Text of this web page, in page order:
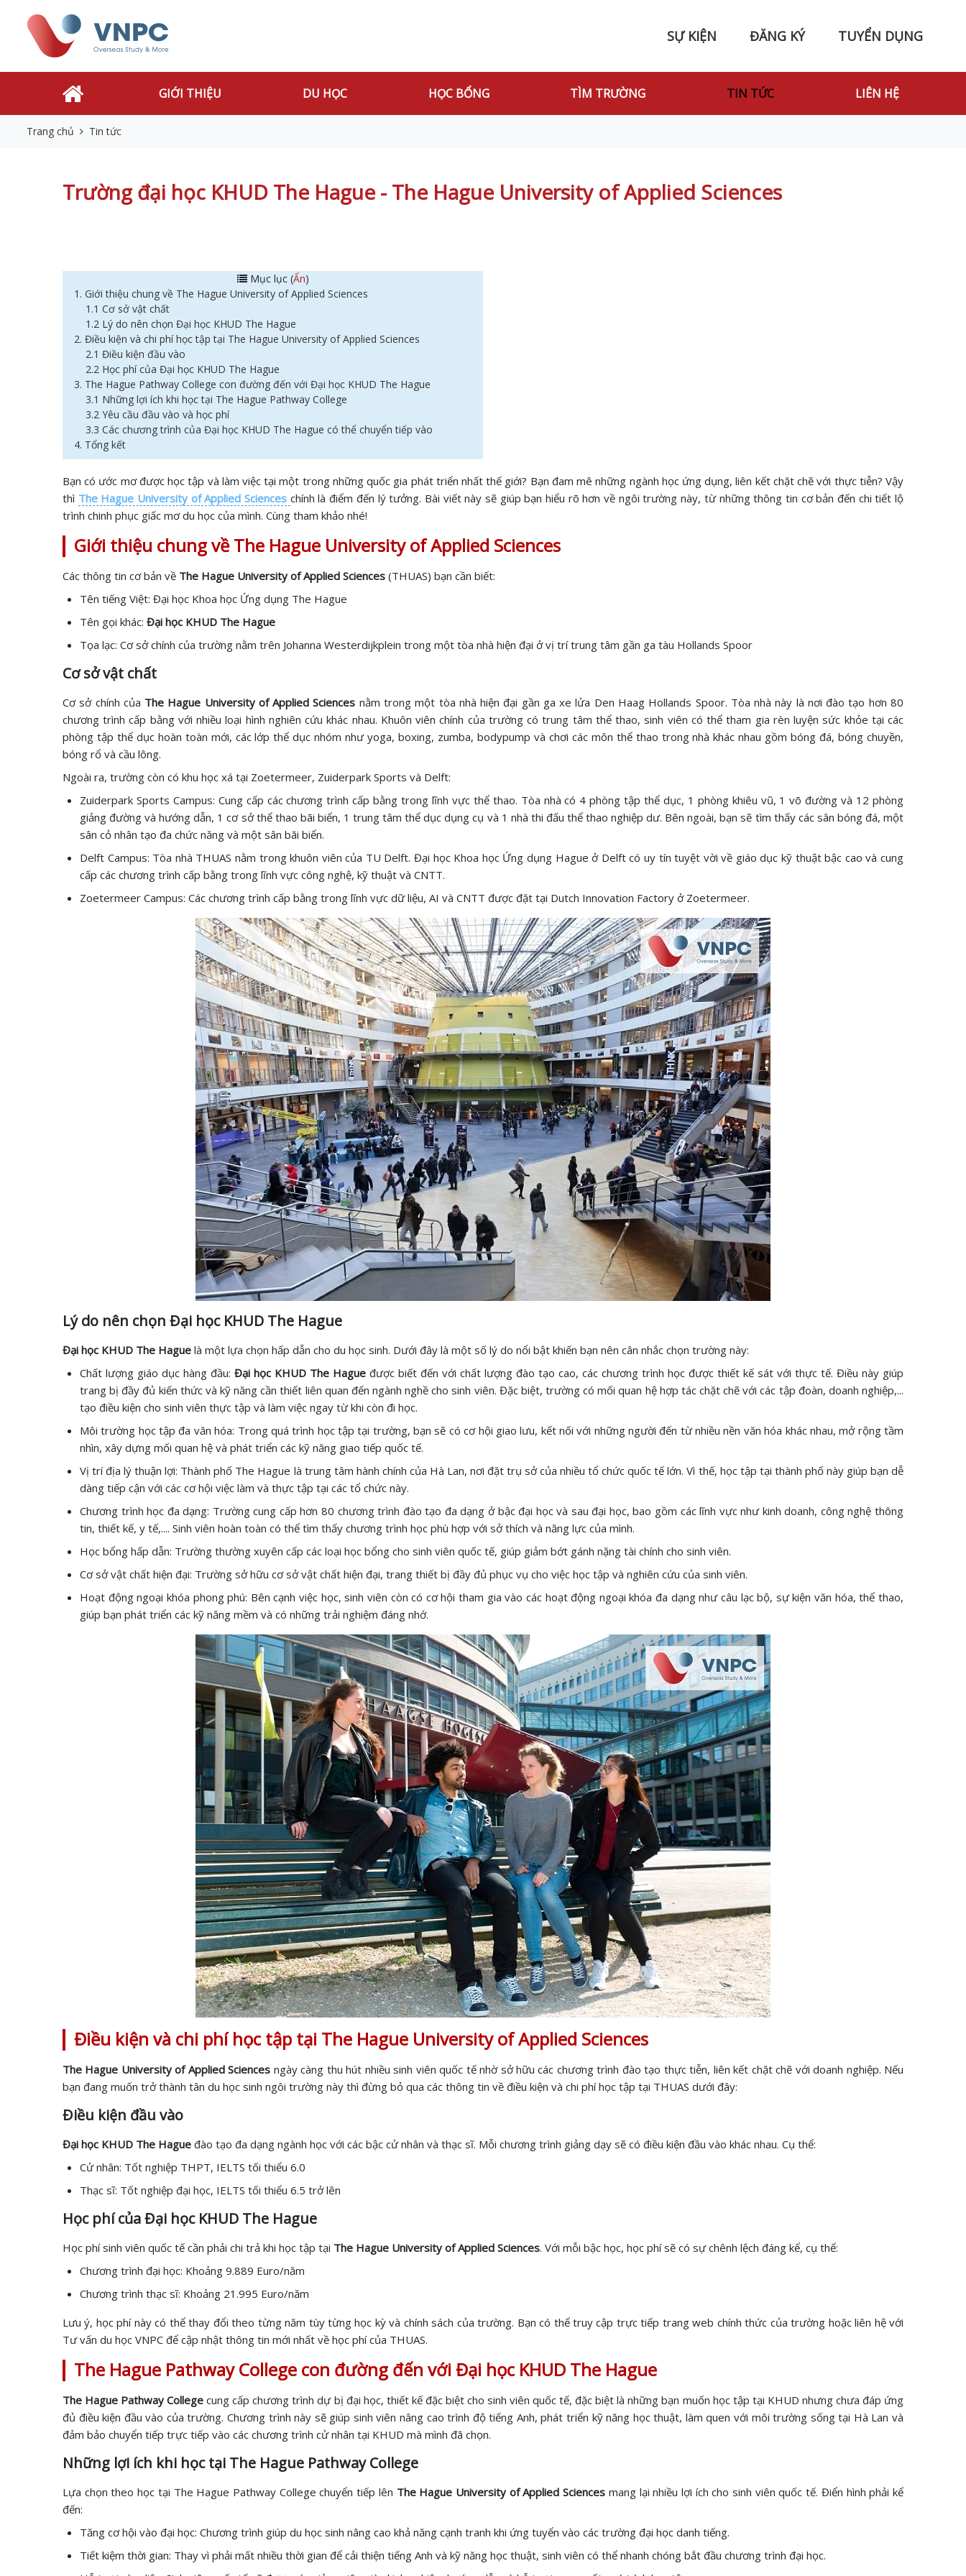
SỰ KIỆN ĐĂNG KÝ TUYỂN DỤNG
GIỚI THIỆU DU HỌC HỌC BỔNG TÌM TRƯỜNG TIN TỨC LIÊN HỆ
Trang chủ Tin tức
Trường đại học KHUD The Hague - The Hague University of Applied Sciences
Mục lục (Ẩn)
1. Giới thiệu chung về The Hague University of Applied Sciences
1.1 Cơ sở vật chất
1.2 Lý do nên chọn Đại học KHUD The Hague
2. Điều kiện và chi phí học tập tại The Hague University of Applied Sciences
2.1 Điều kiện đầu vào
2.2 Học phí của Đại học KHUD The Hague
3. The Hague Pathway College con đường đến với Đại học KHUD The Hague
3.1 Những lợi ích khi học tại The Hague Pathway College
3.2 Yêu cầu đầu vào và học phí
3.3 Các chương trình của Đại học KHUD The Hague có thể chuyển tiếp vào
4. Tổng kết
Bạn có ước mơ được học tập và làm việc tại một trong những quốc gia phát triển nhất thế giới? Bạn đam mê những ngành học ứng dụng, liên kết chặt chẽ với thực tiễn? Vậy
thì The Hague University of Applied Sciences chính là điểm đến lý tưởng. Bài viết này sẽ giúp bạn hiểu rõ hơn về ngôi trường này, từ những thông tin cơ bản đến chi tiết lộ
trình chinh phục giấc mơ du học của mình. Cùng tham khảo nhé!
Giới thiệu chung về The Hague University of Applied Sciences
Các thông tin cơ bản về The Hague University of Applied Sciences (THUAS) bạn cần biết:
Tên tiếng Việt: Đại học Khoa học Ứng dụng The Hague
Tên gọi khác: Đại học KHUD The Hague
Tọa lạc: Cơ sở chính của trường nằm trên Johanna Westerdijkplein trong một tòa nhà hiện đại ở vị trí trung tâm gần ga tàu Hollands Spoor
Cơ sở vật chất
Cơ sở chính của The Hague University of Applied Sciences nằm trong một tòa nhà hiện đại gần ga xe lửa Den Haag Hollands Spoor. Tòa nhà này là nơi đào tạo hơn 80
chương trình cấp bằng với nhiều loại hình nghiên cứu khác nhau. Khuôn viên chính của trường có trung tâm thể thao, sinh viên có thể tham gia rèn luyện sức khỏe tại các
phòng tập thể dục hoàn toàn mới, các lớp thể dục nhóm như yoga, boxing, zumba, bodypump và chơi các môn thể thao trong nhà khác nhau gồm bóng đá, bóng chuyền,
bóng rổ và cầu lông.
Ngoài ra, trường còn có khu học xá tại Zoetermeer, Zuiderpark Sports và Delft:
Zuiderpark Sports Campus: Cung cấp các chương trình cấp bằng trong lĩnh vực thể thao. Tòa nhà có 4 phòng tập thể dục, 1 phòng khiêu vũ, 1 võ đường và 12 phòng
giảng đường và hướng dẫn, 1 cơ sở thể thao bãi biển, 1 trung tâm thể dục dụng cụ và 1 nhà thi đấu thể thao nghiệp dư. Bên ngoài, bạn sẽ tìm thấy các sân bóng đá, một
sân cỏ nhân tạo đa chức năng và một sân bãi biển.
Delft Campus: Tòa nhà THUAS nằm trong khuôn viên của TU Delft. Đại học Khoa học Ứng dụng Hague ở Delft có uy tín tuyệt vời về giáo dục kỹ thuật bậc cao và cung
cấp các chương trình cấp bằng trong lĩnh vực công nghệ, kỹ thuật và CNTT.
Zoetermeer Campus: Các chương trình cấp bằng trong lĩnh vực dữ liệu, AI và CNTT được đặt tại Dutch Innovation Factory ở Zoetermeer.
Lý do nên chọn Đại học KHUD The Hague
Đại học KHUD The Hague là một lựa chọn hấp dẫn cho du học sinh. Dưới đây là một số lý do nổi bật khiến bạn nên cân nhắc chọn trường này:
Chất lượng giáo dục hàng đầu: Đại học KHUD The Hague được biết đến với chất lượng đào tạo cao, các chương trình học được thiết kế sát với thực tế. Điều này giúp
trang bị đầy đủ kiến thức và kỹ năng cần thiết liên quan đến ngành nghề cho sinh viên. Đặc biệt, trường có mối quan hệ hợp tác chặt chẽ với các tập đoàn, doanh nghiệp,...
tạo điều kiện cho sinh viên thực tập và làm việc ngay từ khi còn đi học.
Môi trường học tập đa văn hóa: Trong quá trình học tập tại trường, bạn sẽ có cơ hội giao lưu, kết nối với những người đến từ nhiều nền văn hóa khác nhau, mở rộng tầm
nhìn, xây dựng mối quan hệ và phát triển các kỹ năng giao tiếp quốc tế.
Vị trí địa lý thuận lợi: Thành phố The Hague là trung tâm hành chính của Hà Lan, nơi đặt trụ sở của nhiều tổ chức quốc tế lớn. Vì thế, học tập tại thành phố này giúp bạn dễ
dàng tiếp cận với các cơ hội việc làm và thực tập tại các tổ chức này.
Chương trình học đa dạng: Trường cung cấp hơn 80 chương trình đào tạo đa dạng ở bậc đại học và sau đại học, bao gồm các lĩnh vực như kinh doanh, công nghệ thông
tin, thiết kế, y tế,.... Sinh viên hoàn toàn có thể tìm thấy chương trình học phù hợp với sở thích và năng lực của mình.
Học bổng hấp dẫn: Trường thường xuyên cấp các loại học bổng cho sinh viên quốc tế, giúp giảm bớt gánh nặng tài chính cho sinh viên.
Cơ sở vật chất hiện đại: Trường sở hữu cơ sở vật chất hiện đại, trang thiết bị đầy đủ phục vụ cho việc học tập và nghiên cứu của sinh viên.
Hoạt động ngoại khóa phong phú: Bên cạnh việc học, sinh viên còn có cơ hội tham gia vào các hoạt động ngoại khóa đa dạng như câu lạc bộ, sự kiện văn hóa, thể thao,
giúp bạn phát triển các kỹ năng mềm và có những trải nghiệm đáng nhớ.
Điều kiện và chi phí học tập tại The Hague University of Applied Sciences
The Hague University of Applied Sciences ngày càng thu hút nhiều sinh viên quốc tế nhờ sở hữu các chương trình đào tạo thực tiễn, liên kết chặt chẽ với doanh nghiệp. Nếu
bạn đang muốn trở thành tân du học sinh ngôi trường này thì đừng bỏ qua các thông tin về điều kiện và chi phí học tập tại THUAS dưới đây:
Điều kiện đầu vào
Đại học KHUD The Hague đào tạo đa dạng ngành học với các bậc cử nhân và thạc sĩ. Mỗi chương trình giảng dạy sẽ có điều kiện đầu vào khác nhau. Cụ thể:
Cử nhân: Tốt nghiệp THPT, IELTS tối thiểu 6.0
Thạc sĩ: Tốt nghiệp đại học, IELTS tối thiểu 6.5 trở lên
Học phí của Đại học KHUD The Hague
Học phí sinh viên quốc tế cần phải chi trả khi học tập tại The Hague University of Applied Sciences. Với mỗi bậc học, học phí sẽ có sự chênh lệch đáng kể, cụ thể:
Chương trình đại học: Khoảng 9.889 Euro/năm
Chương trình thạc sĩ: Khoảng 21.995 Euro/năm
Lưu ý, học phí này có thể thay đổi theo từng năm tùy từng học kỳ và chính sách của trường. Bạn có thể truy cập trực tiếp trang web chính thức của trường hoặc liên hệ với
Tư vấn du học VNPC để cập nhật thông tin mới nhất về học phí của THUAS.
The Hague Pathway College con đường đến với Đại học KHUD The Hague
The Hague Pathway College cung cấp chương trình dự bị đại học, thiết kế đặc biệt cho sinh viên quốc tế, đặc biệt là những bạn muốn học tập tại KHUD nhưng chưa đáp ứng
đủ điều kiện đầu vào của trường. Chương trình này sẽ giúp sinh viên nâng cao trình độ tiếng Anh, phát triển kỹ năng học thuật, làm quen với môi trường sống tại Hà Lan và
đảm bảo chuyển tiếp trực tiếp vào các chương trình cử nhân tại KHUD mà mình đã chọn.
Những lợi ích khi học tại The Hague Pathway College
Lựa chọn theo học tại The Hague Pathway College chuyển tiếp lên The Hague University of Applied Sciences mang lại nhiều lợi ích cho sinh viên quốc tế. Điển hình phải kể
đến:
Tăng cơ hội vào đại học: Chương trình giúp du học sinh nâng cao khả năng cạnh tranh khi ứng tuyển vào các trường đại học danh tiếng.
Tiết kiệm thời gian: Thay vì phải mất nhiều thời gian để cải thiện tiếng Anh và kỹ năng học thuật, sinh viên có thể nhanh chóng bắt đầu chương trình đại học.